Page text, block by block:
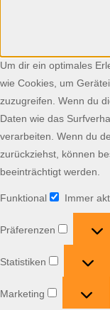
Um dir ein optimales
wie Cookies, um
zuzugreifen. Wenn du
Daten wie das
verarbeiten. Wenn du
zurückziehst, können
beeinträchtigt werden.
Funktional Funktional
Immer
Präferenzen
Statistiken Statistiken
Marketing
Marketing